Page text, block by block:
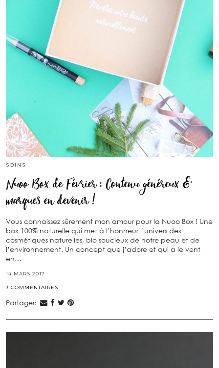
SOINS
Nuoo Box de Février : Contenu généreux &
marques en devenir !
Vous connaissez sûrement mon amour pour la Nuoo Box ! Une
box 100% naturelle qui met à l’honneur l’univers des
cosmétiques naturelles, bio soucieux de notre peau et de
l’environnement. Un concept que j’adore et qui a le vent
en…
14 MARS 2017
3 COMMENTAIRES
Partager: